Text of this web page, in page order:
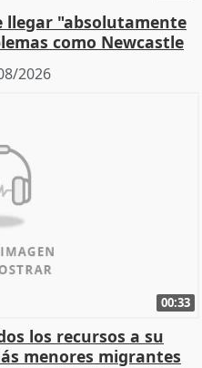
llegar "absolutamente
como Newcastle
2026
00:33
los recursos a su
menores migrantes